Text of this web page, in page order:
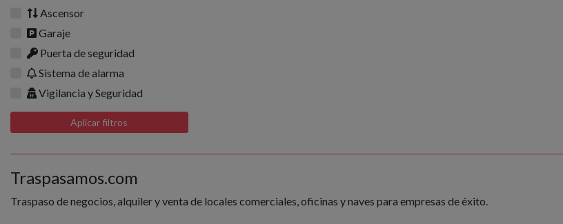
Ascensor
Garaje
Puerta de seguridad
Sistema de alarma
Vigilancia y Seguridad
Aplicar filtros
Traspasamos.com
Traspaso de negocios, alquiler y venta de locales comerciales, oficinas y naves para empresas de éxito.